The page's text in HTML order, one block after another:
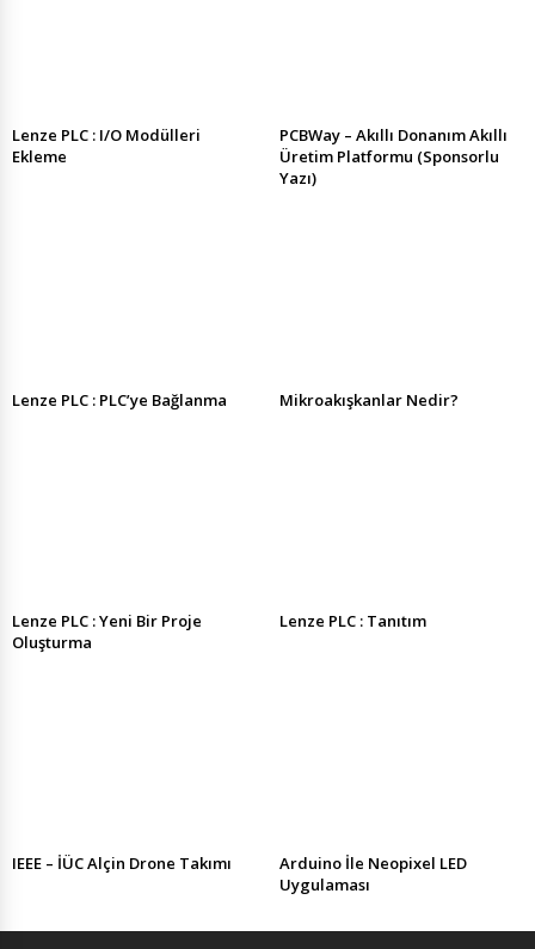
Lenze PLC : I/O Modülleri
Ekleme
PCBWay – Akıllı Donanım Akıllı
Üretim Platformu (Sponsorlu
Yazı)
Lenze PLC : PLC’ye Bağlanma Mikroakışkanlar Nedir?
Lenze PLC : Yeni Bir Proje
Oluşturma
Lenze PLC : Tanıtım
IEEE – İÜC Alçin Drone Takımı
Arduino İle Neopixel LED
Uygulaması